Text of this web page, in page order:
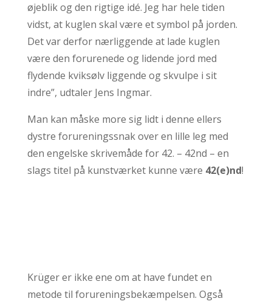
øjeblik og den rigtige idé. Jeg har hele tiden
vidst, at kuglen skal være et symbol på jorden.
Det var derfor nærliggende at lade kuglen
være den forurenede og lidende jord med
flydende kviksølv liggende og skvulpe i sit
indre”, udtaler Jens Ingmar.
Man kan måske more sig lidt i denne ellers
dystre forureningssnak over en lille leg med
den engelske skrivemåde for 42. – 42nd – en
slags titel på kunstværket kunne være 42(e)nd!
Krüger er ikke ene om at have fundet en
metode til forureningsbekæmpelsen. Også